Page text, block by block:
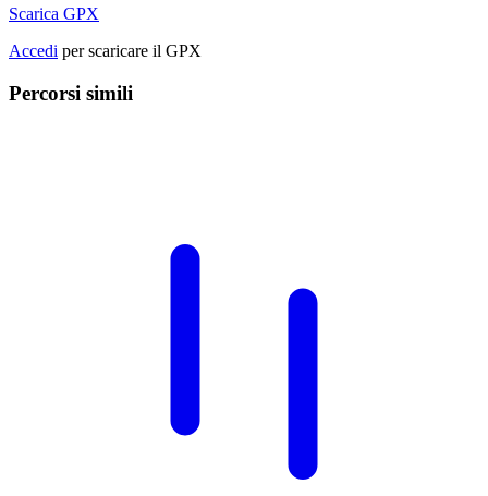
Scarica GPX
Accedi per scaricare il GPX
Percorsi simili